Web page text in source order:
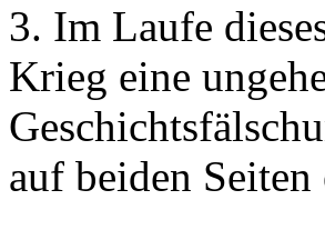
3. Im Laufe
Krieg eine
auf beiden